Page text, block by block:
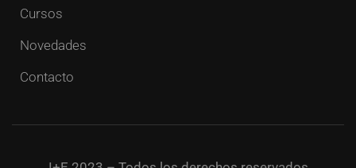
Cursos
Novedades
Contacto